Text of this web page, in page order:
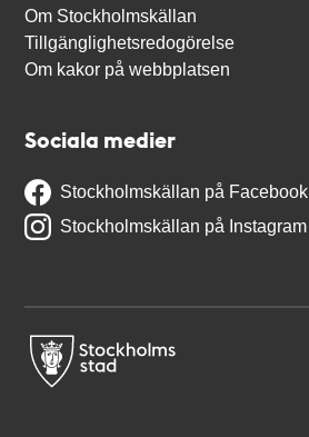
Om Stockholmskällan
Tillgänglighetsredogörelse
Om kakor på webbplatsen
Sociala medier
Stockholmskällan på Facebook
Stockholmskällan på Instagram